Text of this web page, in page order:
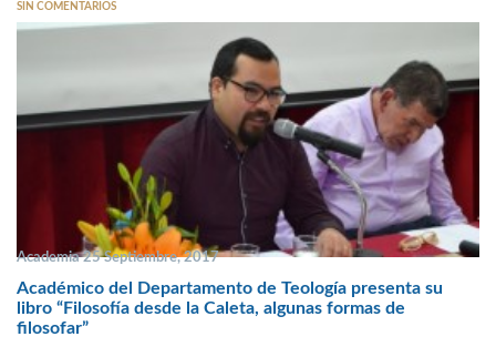
SIN COMENTARIOS
Academia 25 Septiembre, 2017
Académico del Departamento de Teología presenta su
libro “Filosofía desde la Caleta, algunas formas de
filosofar”